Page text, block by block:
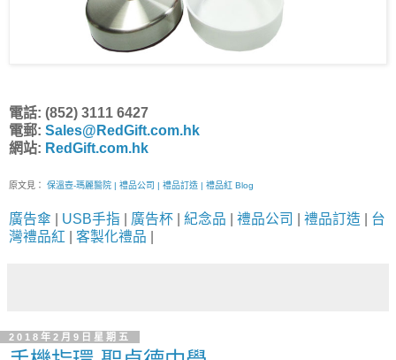
電話: (852) 3111 6427
電郵: Sales@RedGift.com.hk
網站: RedGift.com.hk
原文見： 保溫壺-瑪麗醫院 | 禮品公司 | 禮品訂造 | 禮品紅 Blog
廣告傘 USB手指 廣告杯 紀念品 禮品公司 禮品訂造
台
灣禮品紅
客製化禮品
2018年2月9日星期五